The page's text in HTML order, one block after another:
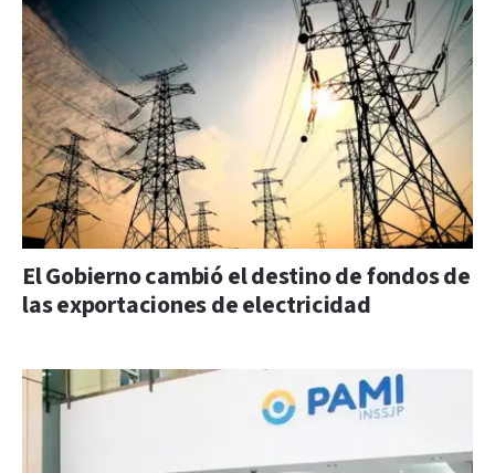
El Gobierno cambió el destino de fondos de
las exportaciones de electricidad